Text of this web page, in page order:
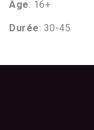
Âge: 16+
Durée: 30-45